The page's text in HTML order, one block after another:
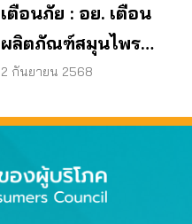
เตือนภัย : อย. เตือน
ผลิตภัณฑ์สมุนไพร
JAPO CARE โฆษณา
2 กันยายน 2568